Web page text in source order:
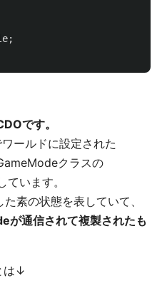
;
です。
ールドに設定された
クラスの
ています。
素の状態を表していて、
が通信されて複製されたも
は↓